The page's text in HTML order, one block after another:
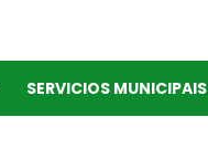
SERVICIOS MUNICIPAIS